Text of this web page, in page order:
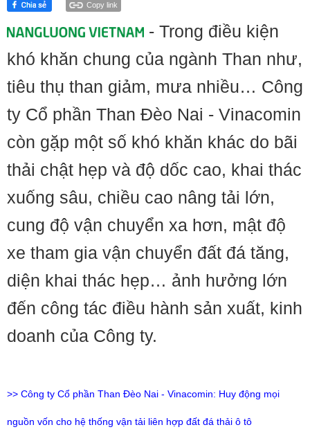
Copy link
- Trong điều kiện
khó khăn chung của ngành Than như,
tiêu thụ than giảm, mưa nhiều… Công
ty Cổ phần Than Đèo Nai - Vinacomin
còn gặp một số khó khăn khác do bãi
thải chật hẹp và độ dốc cao, khai thác
xuống sâu, chiều cao nâng tải lớn,
cung độ vận chuyển xa hơn, mật độ
xe tham gia vận chuyển đất đá tăng,
diện khai thác hẹp… ảnh hưởng lớn
đến công tác điều hành sản xuất, kinh
doanh của Công ty.
>> Công ty Cổ phần Than Đèo Nai - Vinacomin: Huy động mọi
nguồn vốn cho hệ thống vận tải liên hợp đất đá thải ô tô